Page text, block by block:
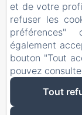
et de votre
refuser les
également
bouton "Tout
pouvez
Tout